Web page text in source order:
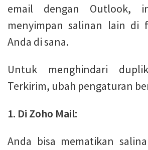
email dengan Outlook,
menyimpan salinan lain di
Anda di sana.
Untuk menghindari
Terkirim, ubah pengaturan
1. Di Zoho Mail:
Anda bisa mematikan